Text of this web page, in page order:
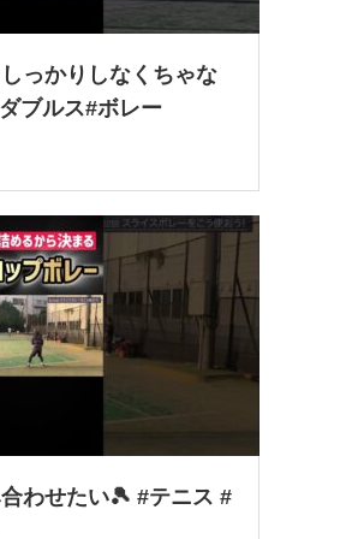
っかりしなくちゃな
ブルス#ボレー
わせたい🎾 #テニス #